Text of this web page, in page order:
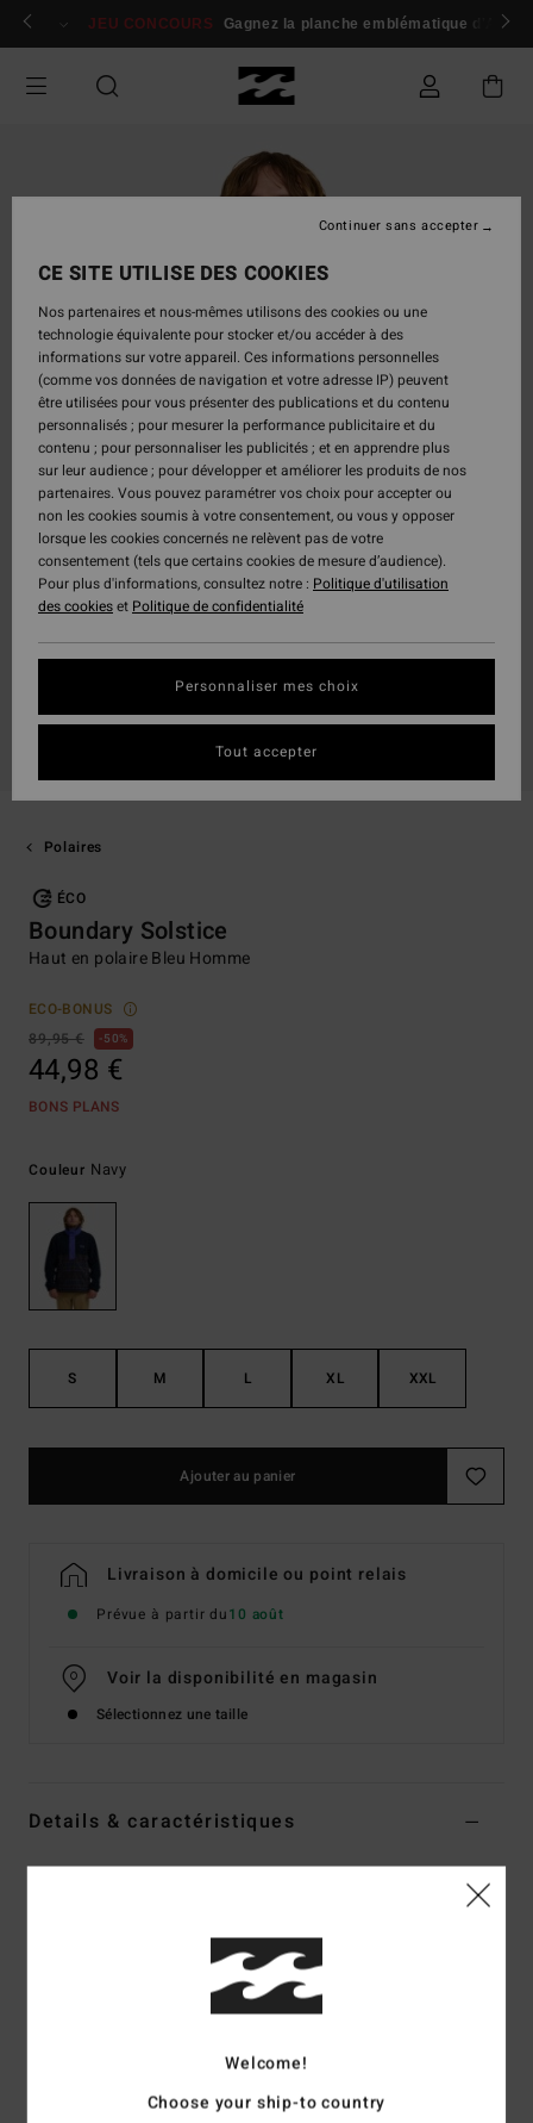
Passer
Se connecter / s'inscrire
JEU CONCOURS Gagnez la planche emblématique d'Andy
Polaires
ÉCO
Boundary Solstice
Haut en polaire Bleu Homme
ECO-BONUS
89,95 €
50%
44,98 €
BONS PLANS
Couleur Navy
S M L XL XXL
Ajouter au panier
Livraison à domicile ou point relais
Prévue à partir du10 août
Voir la disponibilité en magasin
Sélectionnez une taille
Details & caractéristiques
Haut en polaire Bleu Homme
Mélange de polyester recyclé [300 g/m2].
légèrement surdimensionnée avec des
Cordon élastique à la taille
Welcome!
Choose your ship-to country
CE SITE UTILISE DES COOKIES
Nos partenaires et nous-mêmes utilisons des cookies ou une
technologie équivalente pour stocker et/ou accéder à des
informations sur votre appareil. Ces informations personnelles
(comme vos données de navigation et votre adresse IP) peuvent
être utilisées pour vous présenter des publications et du contenu
personnalisés ; pour mesurer la performance publicitaire et du
contenu ; pour personnaliser les publicités ; et en apprendre plus
sur leur audience ; pour développer et améliorer les produits de nos
partenaires. Vous pouvez paramétrer vos choix pour accepter ou
non les cookies soumis à votre consentement, ou vous y opposer
lorsque les cookies concernés ne relèvent pas de votre
consentement (tels que certains cookies de mesure d’audience).
Pour plus d'informations, consultez notre : Politique d'utilisation
des cookieset Politique de confidentialité
Personnaliser mes choix
Continuer sans accepter
Tout accepter